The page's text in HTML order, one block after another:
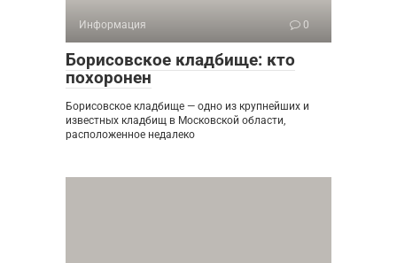
Информация 0
Борисовское кладбище: кто
похоронен
Борисовское кладбище — одно из крупнейших и
известных кладбищ в Московской области,
расположенное недалеко